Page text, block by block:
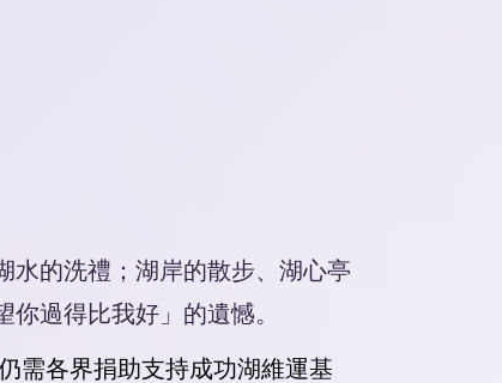
水的洗禮；湖岸的散步、湖心亭
過得比我好」的遺憾。
需各界捐助支持成功湖維運基